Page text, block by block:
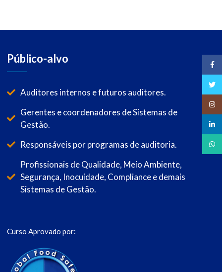
Público-alvo
Auditores internos e futuros auditores.
Gerentes e coordenadores de Sistemas de
Gestão.
Responsáveis por programas de auditoria.
Profissionais de Qualidade, Meio Ambiente,
Segurança, Inocuidade, Compliance e demais
Sistemas de Gestão.
Curso Aprovado por: